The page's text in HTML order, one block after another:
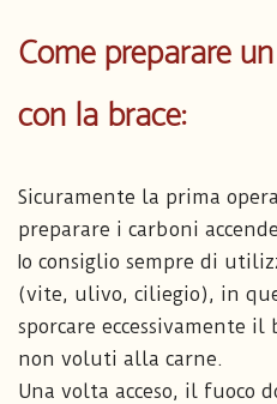
Come preparare
con la brace:
Sicuramente la prima
preparare i carboni
Io consiglio sempre di
(vite, ulivo, ciliegio), in
sporcare eccessivamente il
non voluti alla carne.
Una volta acceso, il fuoco